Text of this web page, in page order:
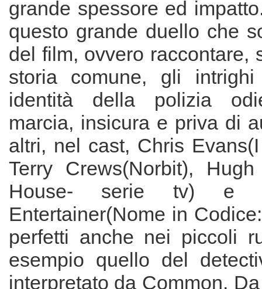
grande spessore ed
questo grande duello che
del film, ovvero raccontare,
storia comune, gli
identità della polizia
marcia, insicura e priva di
altri, nel cast, Chris
Terry Crews(Norbit), Hugh
House- serie tv) e
Entertainer(Nome in
perfetti anche nei piccoli
esempio quello del
interpretato da Common.